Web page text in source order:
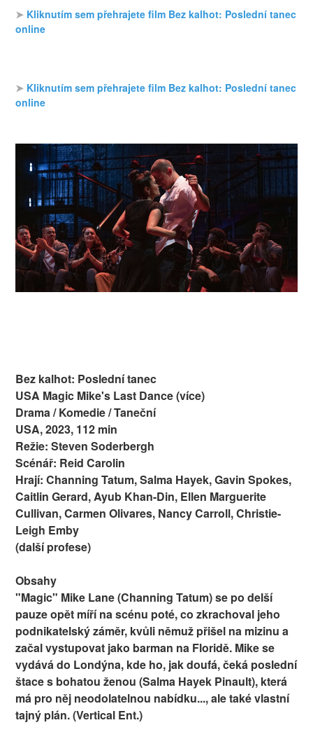
➤ Kliknutím sem přehrajete film Bez kalhot: Poslední tanec
online
➤ Kliknutím sem přehrajete film Bez kalhot: Poslední tanec
online
Bez kalhot: Poslední tanec
USA Magic Mike's Last Dance (více)
Drama / Komedie / Taneční
USA, 2023, 112 min
Režie: Steven Soderbergh
Scénář: Reid Carolin
Hrají: Channing Tatum, Salma Hayek, Gavin Spokes,
Caitlin Gerard, Ayub Khan-Din, Ellen Marguerite
Cullivan, Carmen Olivares, Nancy Carroll, Christie-
Leigh Emby
(další profese)
Obsahy
"Magic" Mike Lane (Channing Tatum) se po delší
pauze opět míří na scénu poté, co zkrachoval jeho
podnikatelský záměr, kvůli němuž přišel na mizinu a
začal vystupovat jako barman na Floridě. Mike se
vydává do Londýna, kde ho, jak doufá, čeká poslední
štace s bohatou ženou (Salma Hayek Pinault), která
má pro něj neodolatelnou nabídku..., ale také vlastní
tajný plán. (Vertical Ent.)